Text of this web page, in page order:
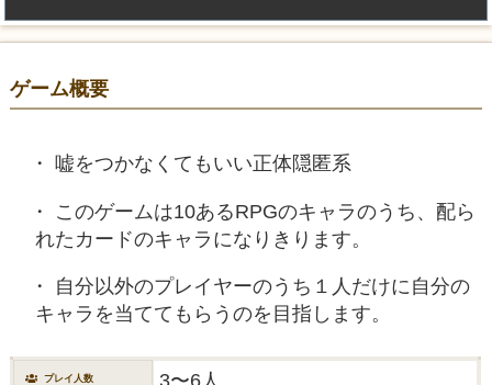
ゲーム概要
嘘をつかなくてもいい正体隠匿系
このゲームは10あるRPGのキャラのうち、配ら
れたカードのキャラになりきります。
自分以外のプレイヤーのうち１人だけに自分の
キャラを当ててもらうのを目指します。
プレイ人数 3〜6人